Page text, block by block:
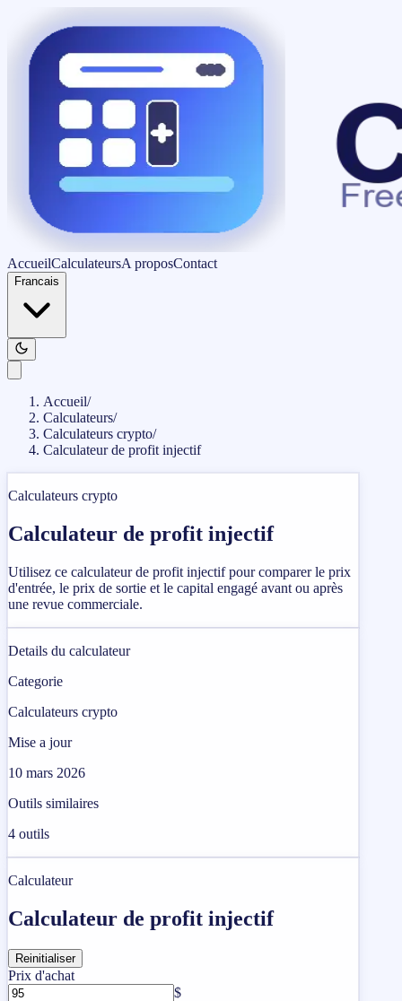
AccueilCalculateursA proposContact
Francais
Accueil/
Calculateurs/
Calculateurs crypto/
Calculateur de profit injectif
Calculateurs crypto
Calculateur de profit injectif
Utilisez ce calculateur de profit injectif pour comparer le prix
d'entrée, le prix de sortie et le capital engagé avant ou après
une revue commerciale.
Details du calculateur
Categorie
Calculateurs crypto
Mise a jour
10 mars 2026
Outils similaires
4 outils
Calculateur
Calculateur de profit injectif
Reinitialiser
Prix ​​d'achat
$